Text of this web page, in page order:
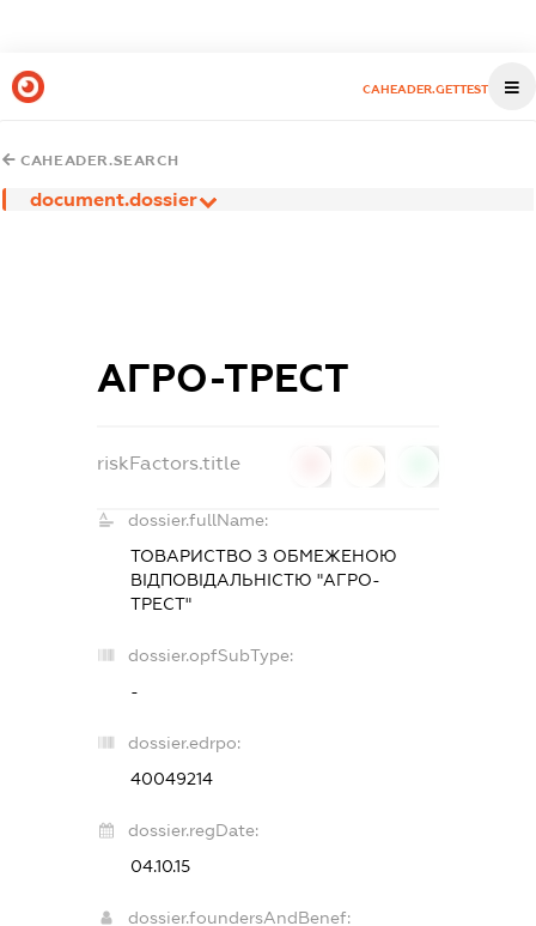
CAHEADER.GETTEST
CAHEADER.SEARCH
document.dossier
АГРО-ТРЕСТ
riskFactors.title
dossier.fullName:
ТОВАРИСТВО З ОБМЕЖЕНОЮ
ВІДПОВІДАЛЬНІСТЮ "АГРО-
ТРЕСТ"
dossier.opfSubType:
-
dossier.edrpo:
40049214
dossier.regDate:
04.10.15
dossier.foundersAndBenef: